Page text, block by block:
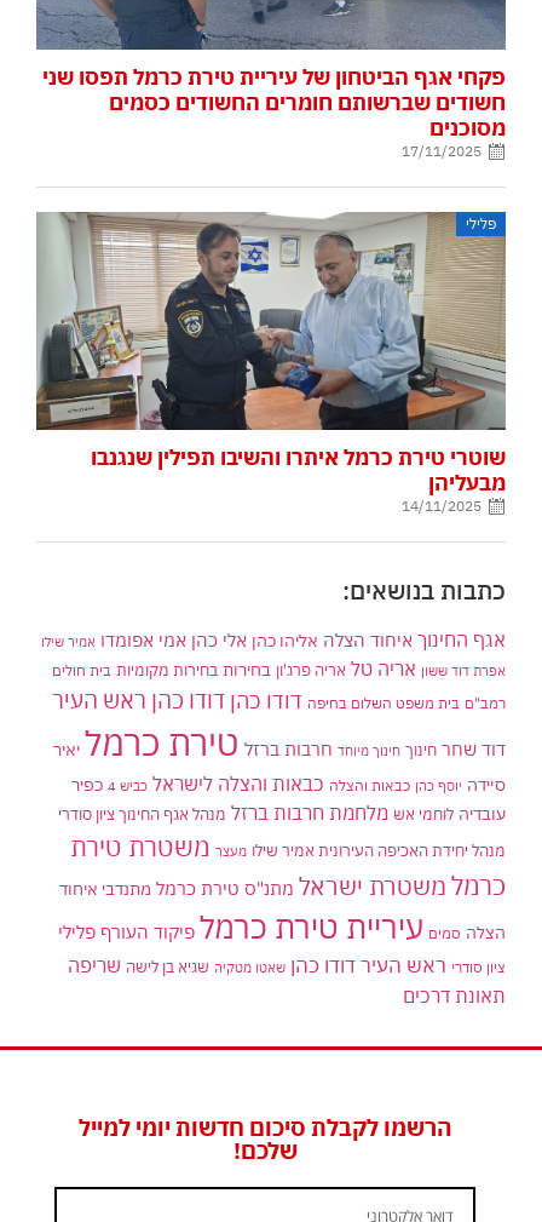
פקחי אגף הביטחון של עיריית טירת כרמל תפסו שני
חשודים שברשותם חומרים החשודים כסמים
מסוכנים
17/11/2025
פלילי
שוטרי טירת כרמל איתרו והשיבו תפילין שנגנבו
מבעליהן
14/11/2025
כתבות בנושאים:
אגף החינוך איחוד הצלה אליהו כהן אלי כהן אמי אפומדו אמיר שילו
אפרת דוד ששון אריה טל אריה פרג'ון בחירות בחירות מקומיות בית חולים
רמב"ם בית משפט השלום בחיפה דודו כהן דודו כהן ראש העיר
דוד שחר חינוך חינוך מיוחד חרבות ברזל טירת כרמל יאיר
סיידה יוסף כהן כבאות והצלה כבאות והצלה לישראל כביש 4
כפיר
עובדיה לוחמי אש מלחמת חרבות ברזל מנהל אגף החינוך ציון סודרי
מנהל יחידת האכיפה העירונית אמיר שילו מעצר משטרת טירת
כרמלמשטרת ישראל מתנ"ס טירת כרמל מתנדבי איחוד
הצלה סמים עיריית טירת כרמל פיקוד העורף פלילי
ציון סודרי ראש העיר דודו כהן שאטו מטקיה שגיא בן לישה שריפה
תאונת דרכים
הרשמו לקבלת סיכום חדשות יומי למייל
שלכם!